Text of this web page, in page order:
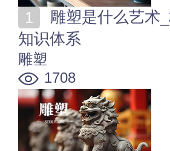
知识体系
雕塑
1708